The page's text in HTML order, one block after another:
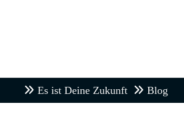
Es ist Deine Zukunft Blog